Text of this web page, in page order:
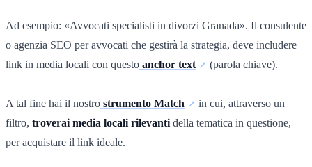
Ad esempio: «Avvocati specialisti in divorzi Granada». Il consulente
o agenzia SEO per avvocati che gestirà la strategia, deve includere
link in media locali con questo anchor text (parola chiave).
A tal fine hai il nostro strumento Match
in cui, attraverso un
filtro, troverai media locali rilevanti della tematica in questione,
per acquistare il link ideale.